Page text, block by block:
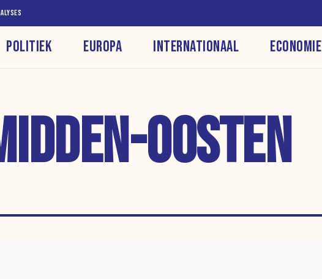
POLITIEK EUROPA INTERNATIONAAL ECONOMIE
OOSTEN